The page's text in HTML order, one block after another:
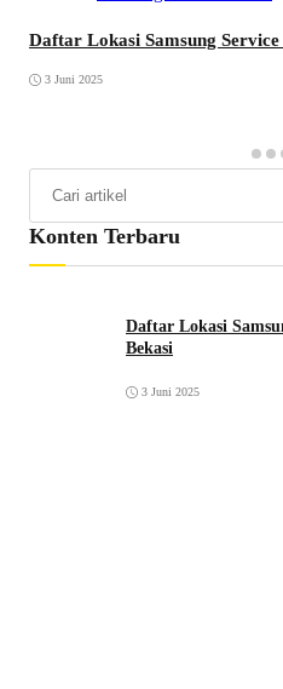
Daftar Lokasi Samsung
3 Juni 2025
Konten Terbaru
Daftar Lokasi
Bekasi
3 Juni 2025